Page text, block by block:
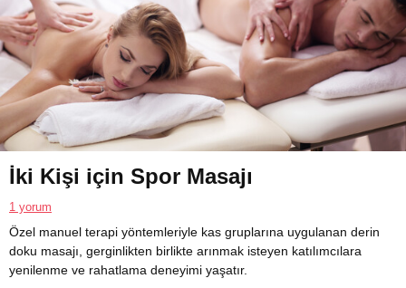
İki Kişi için Spor Masajı
1 yorum
Özel manuel terapi yöntemleriyle kas gruplarına uygulanan derin
doku masajı, gerginlikten birlikte arınmak isteyen katılımcılara
yenilenme ve rahatlama deneyimi yaşatır.